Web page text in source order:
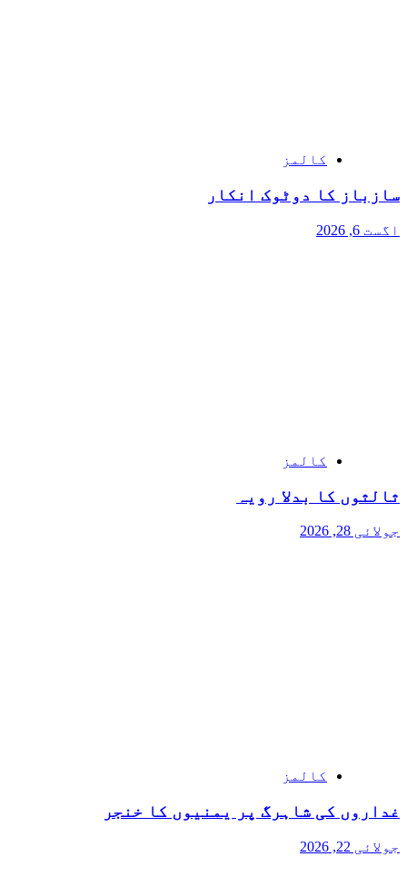
کالمز
سازباز کا دوٹوک انکار
اگست 6, 2026
کالمز
ثالثوں کا بدلا رویہ
جولائی 28, 2026
کالمز
غداروں کی شاہرگ پر یمنیوں کا خنجر
جولائی 22, 2026